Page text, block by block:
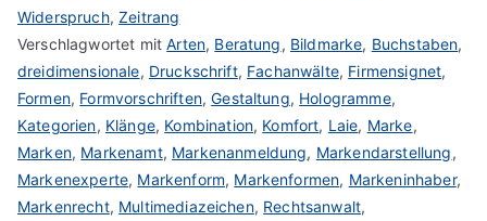
Widerspruch,Zeitrang
Verschlagwortet mitArten, Beratung, Bildmarke, Buchstaben,
dreidimensionale, Druckschrift, Fachanwälte, Firmensignet,
Formen, Formvorschriften,Gestaltung, Hologramme,
Kategorien, Klänge, Kombination, Komfort, Laie, Marke,
Marken, Markenamt, Markenanmeldung, Markendarstellung,
Markenexperte, Markenform, Markenformen, Markeninhaber,
Markenrecht, Multimediazeichen, Rechtsanwalt,